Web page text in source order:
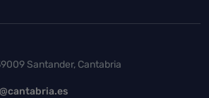
de página
Santander, Cantabria